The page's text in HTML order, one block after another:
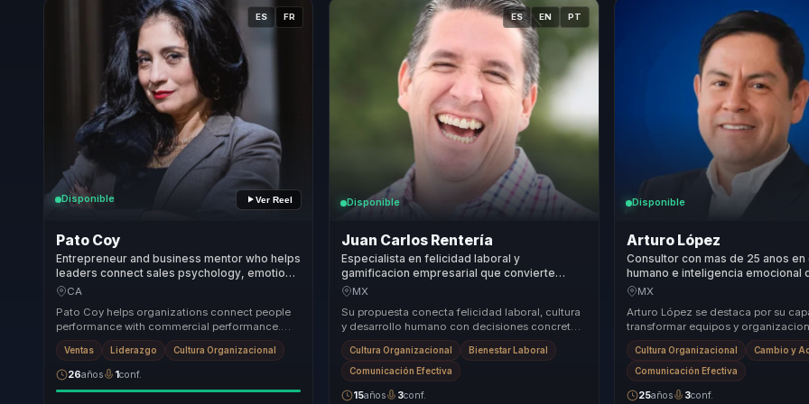
ES FR
Disponible Ver Reel
Pato Coy
Entrepreneur and business mentor who helps
leaders connect sales psychology, emotional
wellbeing, and team culture to grow with
CA
Pato Coy helps organizations connect people
performance with commercial performance.
She brings a practical mix of leadership,
emotional ...
Ventas Liderazgo Cultura Organizacional
26años 1conf.
ES EN PT
Disponible
Juan Carlos Rentería
Especialista en felicidad laboral y
gamificacion empresarial que convierte
cultura organizacional en cohesion para
MX
Su propuesta conecta felicidad laboral, cultura
y desarrollo humano con decisiones concretas
sobre relaciones, ambiente y efectividad. Ay...
Cultura Organizacional Bienestar Laboral
Comunicación Efectiva
15años 3conf.
Disponible
Arturo López
Consultor con mas de 25 anos
humano e inteligencia emocional
convierte comunicacion en
MX
Arturo López se destaca por su
transformar equipos y
de un enfoque único que combina
n...Cultura Organizacional Cambio y
Comunicación Efectiva
25años 3conf.